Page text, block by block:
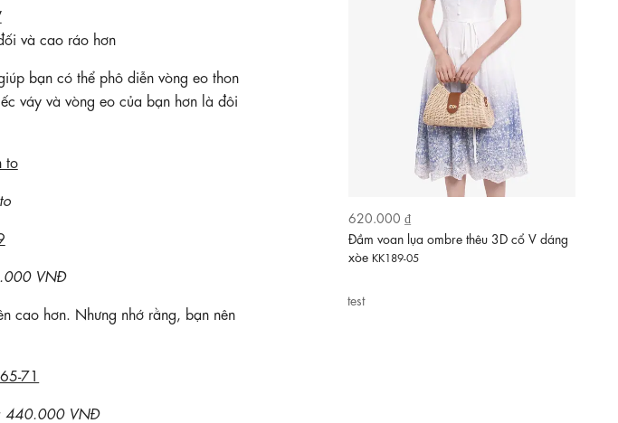
và cao ráo hơn
bạn có thể phô diễn vòng eo thon
váy và vòng eo của bạn hơn là đôi
VNĐ
cao hơn. Nhưng nhớ rằng, bạn nên
440.000 VNĐ
Đầm hoa dáng xòe cổ xẻ V thắt nơ eo
test